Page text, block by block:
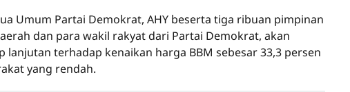
Umum Partai Demokrat, AHY beserta tiga ribuan pimpinan
dan para wakil rakyat dari Partai Demokrat, akan
lanjutan terhadap kenaikan harga BBM sebesar 33,3 persen
yang rendah.